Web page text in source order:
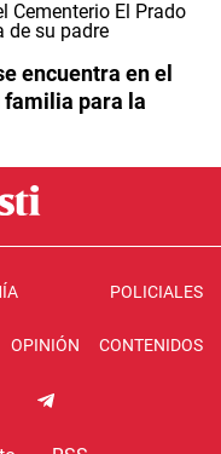
encuentra en el
familia para la
POLICIALES
OPINIÓN CONTENIDOS